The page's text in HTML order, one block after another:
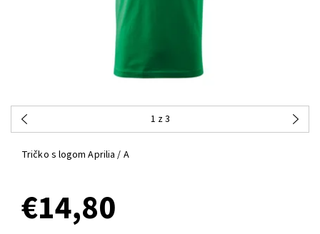
1 z 3
Tričko s logom Aprilia / A
€14,80